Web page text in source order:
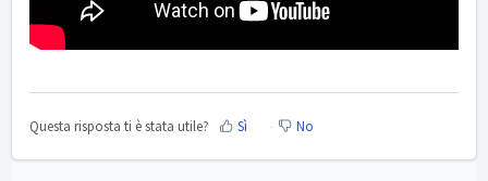
Questa risposta ti è stata utile? Sì No